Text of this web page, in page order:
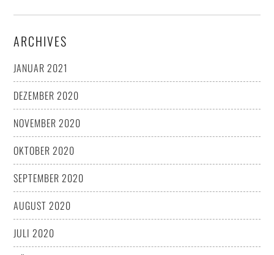
ARCHIVES
JANUAR 2021
DEZEMBER 2020
NOVEMBER 2020
OKTOBER 2020
SEPTEMBER 2020
AUGUST 2020
JULI 2020